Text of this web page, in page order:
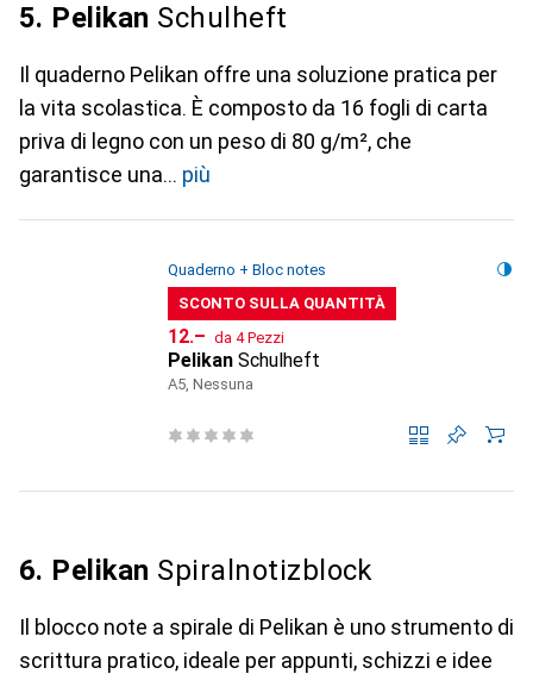
5. Pelikan Schulheft
Il quaderno Pelikan offre una soluzione pratica per
la vita scolastica. È composto da 16 fogli di carta
priva di legno con un peso di 80 g/m², che
garantisce una
più
Quaderno + Bloc notes
SCONTO SULLA QUANTITÀ
CHF
12.– da 4 Pezzi
Pelikan Schulheft
A5, Nessuna
6. Pelikan Spiralnotizblock
Il blocco note a spirale di Pelikan è uno strumento di
scrittura pratico, ideale per appunti, schizzi e idee